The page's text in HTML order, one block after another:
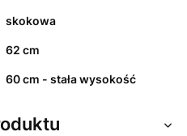
skokowa
62 cm
60 cm - stała wysokość